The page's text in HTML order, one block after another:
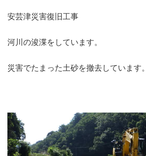
安芸津災害復旧工事
河川の浚渫をしています。
災害でたまった土砂を撤去しています。